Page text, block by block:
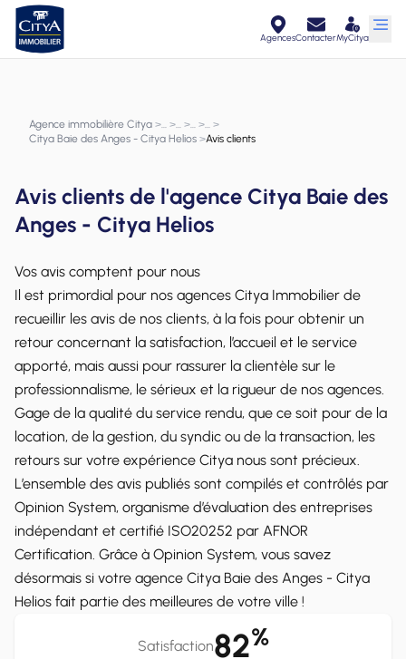
AgencesContacterMyCitya
Agence immobilière Citya > > > >
>
Citya Baie des Anges - Citya Helios >Avis clients
Avis clients de l'agence Citya Baie des
Anges - Citya Helios
Vos avis comptent pour nous
Il est primordial pour nos agences Citya Immobilier de
recueillir les avis de nos clients, à la fois pour obtenir un
retour concernant la satisfaction, l’accueil et le service
apporté, mais aussi pour rassurer la clientèle sur le
professionnalisme, le sérieux et la rigueur de nos agences.
Gage de la qualité du service rendu, que ce soit pour de la
location, de la gestion, du syndic ou de la transaction, les
retours sur votre expérience Citya nous sont précieux.
L’ensemble des avis publiés sont compilés et contrôlés par
Opinion System, organisme d’évaluation des entreprises
indépendant et certifié ISO20252 par AFNOR
Certification. Grâce à Opinion System, vous savez
désormais si votre agence Citya Baie des Anges - Citya
Helios fait partie des meilleures de votre ville !
Satisfaction82%